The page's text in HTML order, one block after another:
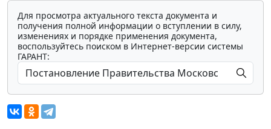
Для просмотра актуального текста документа и
получения полной информации о вступлении в силу,
изменениях и порядке применения документа,
воспользуйтесь поиском в Интернет-версии системы
ГАРАНТ: